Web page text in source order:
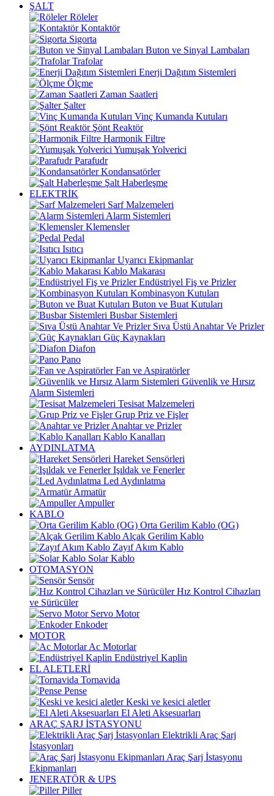
ŞALT
Röleler
Kontaktör
Sigorta
Buton ve Sinyal Lambaları
Trafolar
Enerji Dağıtım Sistemleri
Ölçme
Zaman Saatleri
Şalter
Vinç Kumanda Kutuları
Şönt Reaktör
Harmonik Filtre
Yumuşak Yolverici
Parafudr
Kondansatörler
Şalt Haberleşme
ELEKTRİK
Sarf Malzemeleri
Alarm Sistemleri
Klemensler
Pedal
Isıtıcı
Uyarıcı Ekipmanlar
Kablo Makarası
Endüstriyel Fiş ve Prizler
Kombinasyon Kutuları
Buton ve Buat Kutuları
Busbar Sistemleri
Sıva Üstü Anahtar Ve Prizler
Güç Kaynakları
Diafon
Pano
Fan ve Aspiratörler
Güvenlik ve Hırsız
Alarm Sistemleri
Tesisat Malzemeleri
Grup Priz ve Fişler
Anahtar ve Prizler
Kablo Kanalları
AYDINLATMA
Hareket Sensörleri
Işıldak ve Fenerler
Led Aydınlatma
Armatür
Ampuller
KABLO
Orta Gerilim Kablo (OG)
Alçak Gerilim Kablo
Zayıf Akım Kablo
Solar Kablo
OTOMASYON
Sensör
Hız Kontrol Cihazları
ve Sürücüler
Servo Motor
Enkoder
MOTOR
Ac Motorlar
Endüstriyel Kaplin
EL ALETLERİ
Tornavida
Pense
Keski ve kesici aletler
El Aleti Aksesuarları
ARAÇ ŞARJ İSTASYONU
Elektrikli Araç Şarj
İstasyonları
Araç Şarj İstasyonu
Ekipmanları
JENERATÖR & UPS
Piller